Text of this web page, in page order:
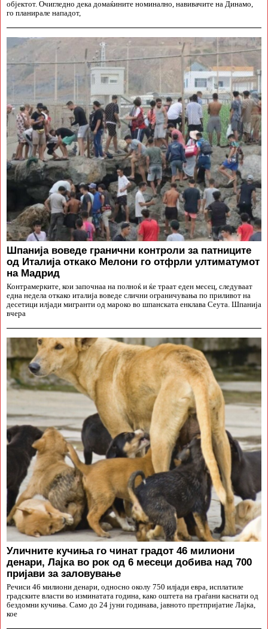
објектот. Очигледно дека домаќините номинално, навивачите на Динамо,
го планирале нападот,
Шпанија воведе гранични контроли за патниците
од Италија откако Мелони го отфрли ултиматумот
на Мадрид
Контрамерките, кои започнаа на полноќ и ќе траат еден месец, следуваат
една недела откако италија воведе слични ограничувања по приливот на
десетици илјади мигранти од мароко во шпанската енклава Сеута. Шпанија
вчера
Уличните кучиња го чинат градот 46 милиони
денари, Лајка во рок од 6 месеци добива над 700
пријави за заловување
Речиси 46 милиони денари, односно околу 750 илјади евра, исплатиле
градските власти во изминатата година, како оштета на граѓани каснати од
бездомни кучиња. Само до 24 јуни годинава, јавното претпријатие Лајка,
кое